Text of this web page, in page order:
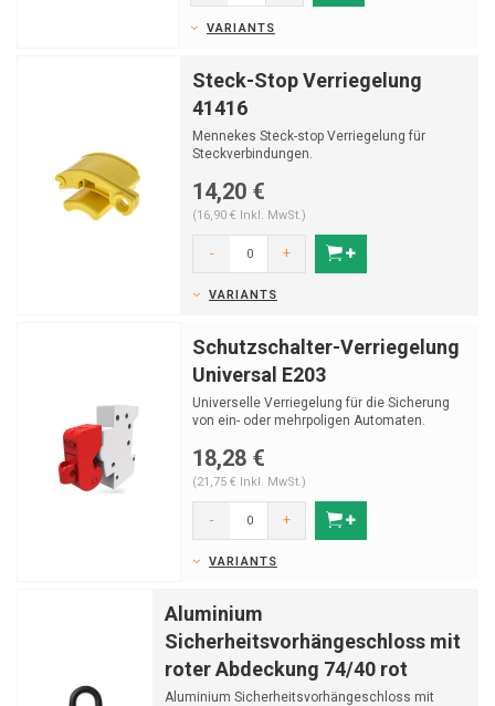
VARIANTS
Steck-Stop Verriegelung
41416
Mennekes Steck-stop Verriegelung für
Steckverbindungen.
14,20 €
(16,90 € Inkl. MwSt.)
- +
VARIANTS
Schutzschalter-Verriegelung
Universal E203
Universelle Verriegelung für die Sicherung
von ein- oder mehrpoligen Automaten.
18,28 €
(21,75 € Inkl. MwSt.)
- +
VARIANTS
Aluminium
Sicherheitsvorhängeschloss mit
roter Abdeckung 74/40 rot
Aluminium Sicherheitsvorhängeschloss mit